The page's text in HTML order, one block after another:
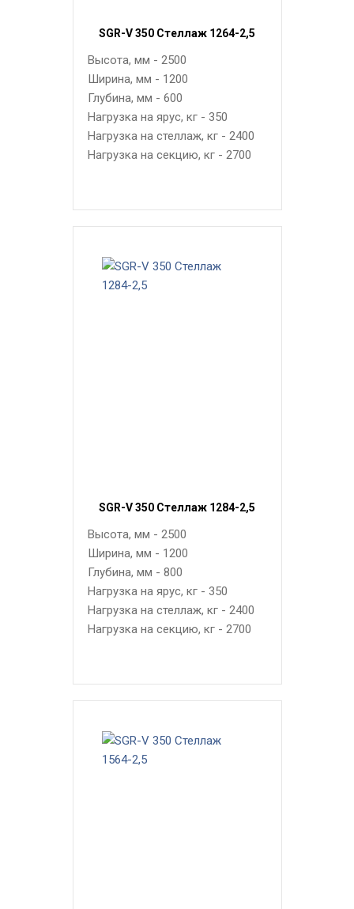
SGR-V 350 Стеллаж 1264-2,5
Высота, мм - 2500
Ширина, мм - 1200
Глубина, мм - 600
Нагрузка на ярус, кг - 350
Нагрузка на стеллаж, кг - 2400
Нагрузка на секцию, кг - 2700
SGR-V 350 Стеллаж 1284-2,5
Высота, мм - 2500
Ширина, мм - 1200
Глубина, мм - 800
Нагрузка на ярус, кг - 350
Нагрузка на стеллаж, кг - 2400
Нагрузка на секцию, кг - 2700